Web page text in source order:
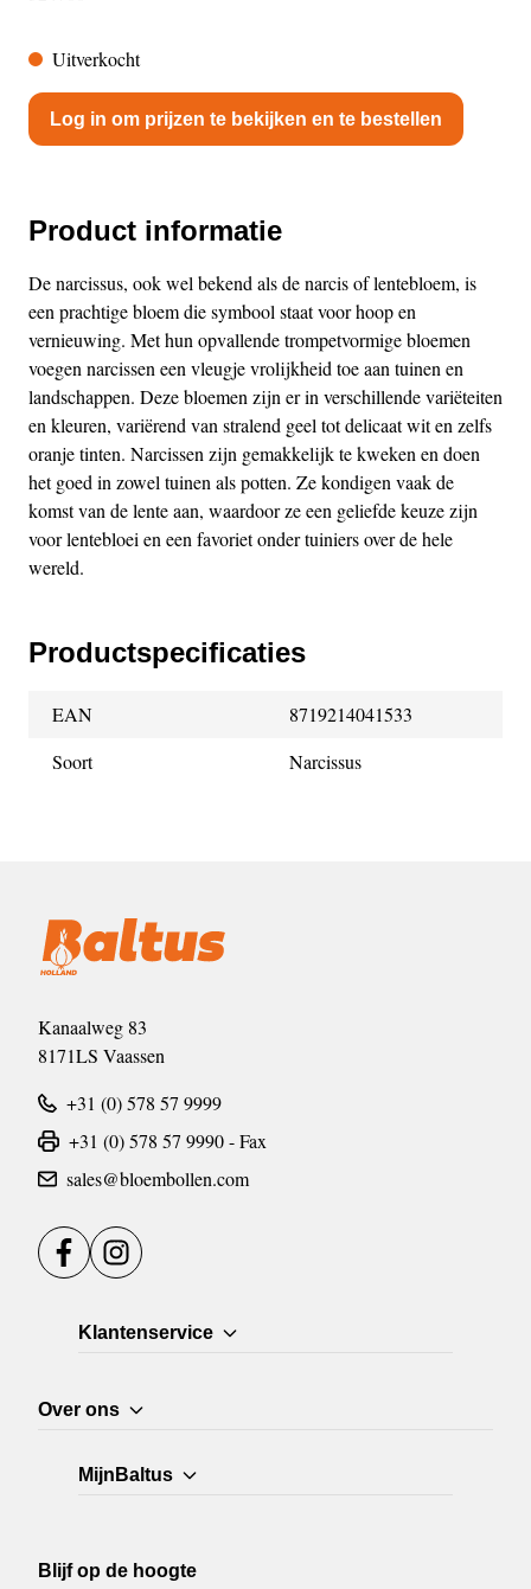
Uitverkocht
Log in om prijzen te bekijken en te bestellen
Product informatie
De narcissus, ook wel bekend als de narcis of lentebloem, is
een prachtige bloem die symbool staat voor hoop en
vernieuwing. Met hun opvallende trompetvormige bloemen
voegen narcissen een vleugje vrolijkheid toe aan tuinen en
landschappen. Deze bloemen zijn er in verschillende variëteiten
en kleuren, variërend van stralend geel tot delicaat wit en zelfs
oranje tinten. Narcissen zijn gemakkelijk te kweken en doen
het goed in zowel tuinen als potten. Ze kondigen vaak de
komst van de lente aan, waardoor ze een geliefde keuze zijn
voor lentebloei en een favoriet onder tuiniers over de hele
wereld.
Productspecificaties
EAN
8719214041533
Soort
Narcissus
Kanaalweg 83
8171LS Vaassen
+31 (0) 578 57 9999
+31 (0) 578 57 9990 - Fax
sales@bloembollen.com
FacebookInstagram
Klantenservice
Over ons
MijnBaltus
Blijf op de hoogte